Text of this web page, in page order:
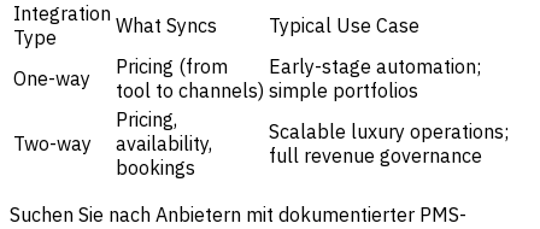
Integration
Type
What Syncs Typical Use Case
One-way
Pricing (from
tool to channels)
Early-stage automation;
simple portfolios
Two-way
Pricing,
availability,
bookings
Scalable luxury operations;
full revenue governance
Suchen Sie nach Anbietern mit dokumentierter PMS-